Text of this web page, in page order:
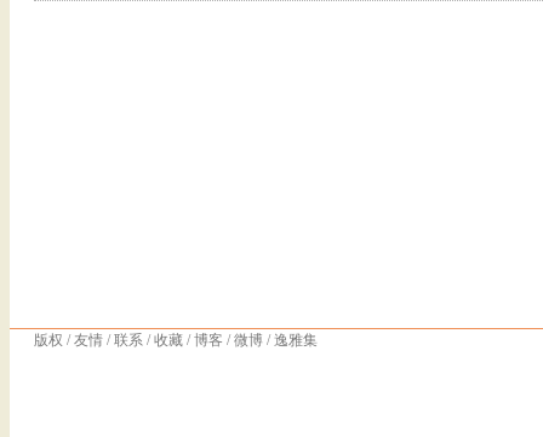
版权 /友情 /联系 /收藏 /博客 /微博 /逸雅集